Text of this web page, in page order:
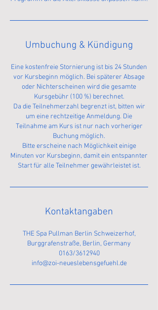
Umbuchung & Kündigung
Eine kostenfreie Stornierung ist bis 24 Stunden
vor Kursbeginn möglich. Bei späterer Absage
oder Nichterscheinen wird die gesamte
Kursgebühr (100 %) berechnet.
Da die Teilnehmerzahl begrenzt ist, bitten wir
um eine rechtzeitige Anmeldung. Die
Teilnahme am Kurs ist nur nach vorheriger
Buchung möglich.
Bitte erscheine nach Möglichkeit einige
Minuten vor Kursbeginn, damit ein entspannter
Start für alle Teilnehmer gewährleistet ist.
Kontaktangaben
THE Spa Pullman Berlin Schweizerhof,
Burggrafenstraße, Berlin, Germany
0163/3612940
info@zoi-neueslebensgefuehl.de